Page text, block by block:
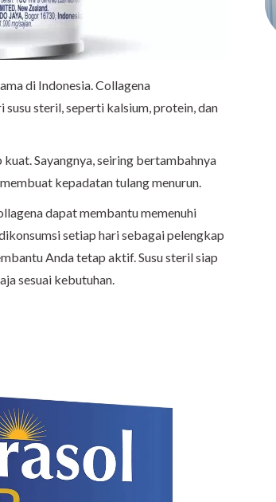
di Indonesia. Collagena
steril, seperti kalsium,protein, dan
Sayangnya, seiring bertambahnya
kepadatan tulang menurun.
dapat membantumemenuhi
setiap hari sebagai pelengkap
Anda tetap aktif. Susu steril siap
sesuai kebutuhan.